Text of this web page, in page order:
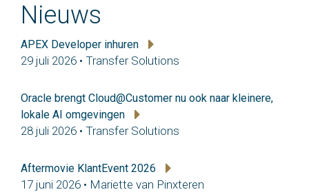
Nieuws
APEX Developer inhuren
29 juli 2026 • Transfer Solutions
Oracle brengt Cloud@Customer nu ook naar kleinere,
lokale AI omgevingen
28 juli 2026 • Transfer Solutions
Aftermovie KlantEvent 2026
17 juni 2026 • Mariette van Pinxteren